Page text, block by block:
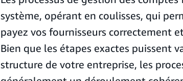
système, opérant en coulisses, qui
payez vos fournisseurs correctement
Bien que les étapes exactes puissent
structure de votre entreprise, les